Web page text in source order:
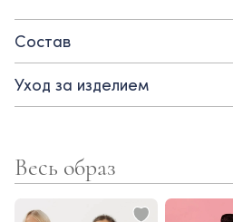
Детали:
- застежка - декоративные пуговицы
- поливискозная подкладка
- фактурная трендовая ткань
Состав
Уход за изделием
Весь образ